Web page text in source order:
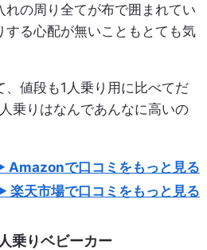
れの周り全てが布で囲まれてい
する心配が無いこともとても気
値段も1人乗り用に比べてだ
乗りはなんであんなに高いの
Amazonで口コミをもっと見る
楽天市場で口コミをもっと見る
乗りベビーカー